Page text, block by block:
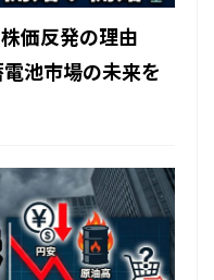
価反発の理由
池市場の未来を